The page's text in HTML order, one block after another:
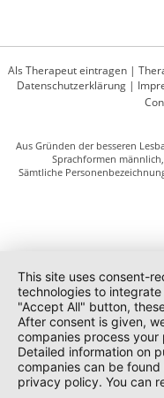
Als Therapeut eintragen |
Datenschutzerklärung|
Aus Gründen der besseren
Sprachformen
Sämtliche
This site uses consent-
technologies to
"Accept All" button,
After consent is given,
companies process
Detailed information on
companies can be
privacy policy. You can